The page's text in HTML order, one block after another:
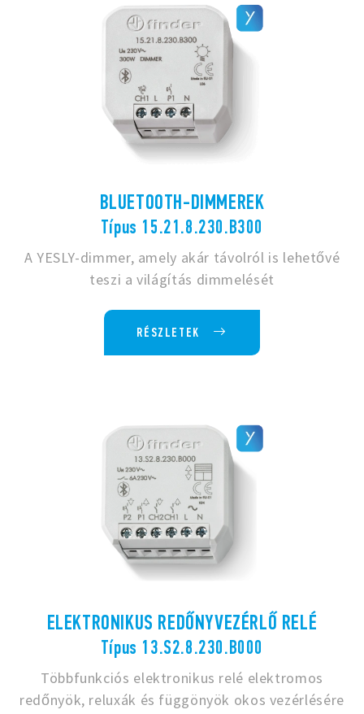
BLUETOOTH-DIMMEREK
Típus 15.21.8.230.B300
A YESLY-dimmer, amely akár távolról is lehetővé
teszi a világítás dimmelését
RÉSZLETEK
ELEKTRONIKUS REDŐNYVEZÉRLŐ RELÉ
Típus 13.S2.8.230.B000
Többfunkciós elektronikus relé elektromos
redőnyök, reluxák és függönyök okos vezérlésére